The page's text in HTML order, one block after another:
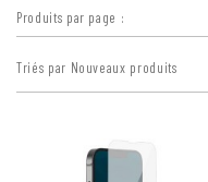
Produits par page :
Triés par Nouveaux produits